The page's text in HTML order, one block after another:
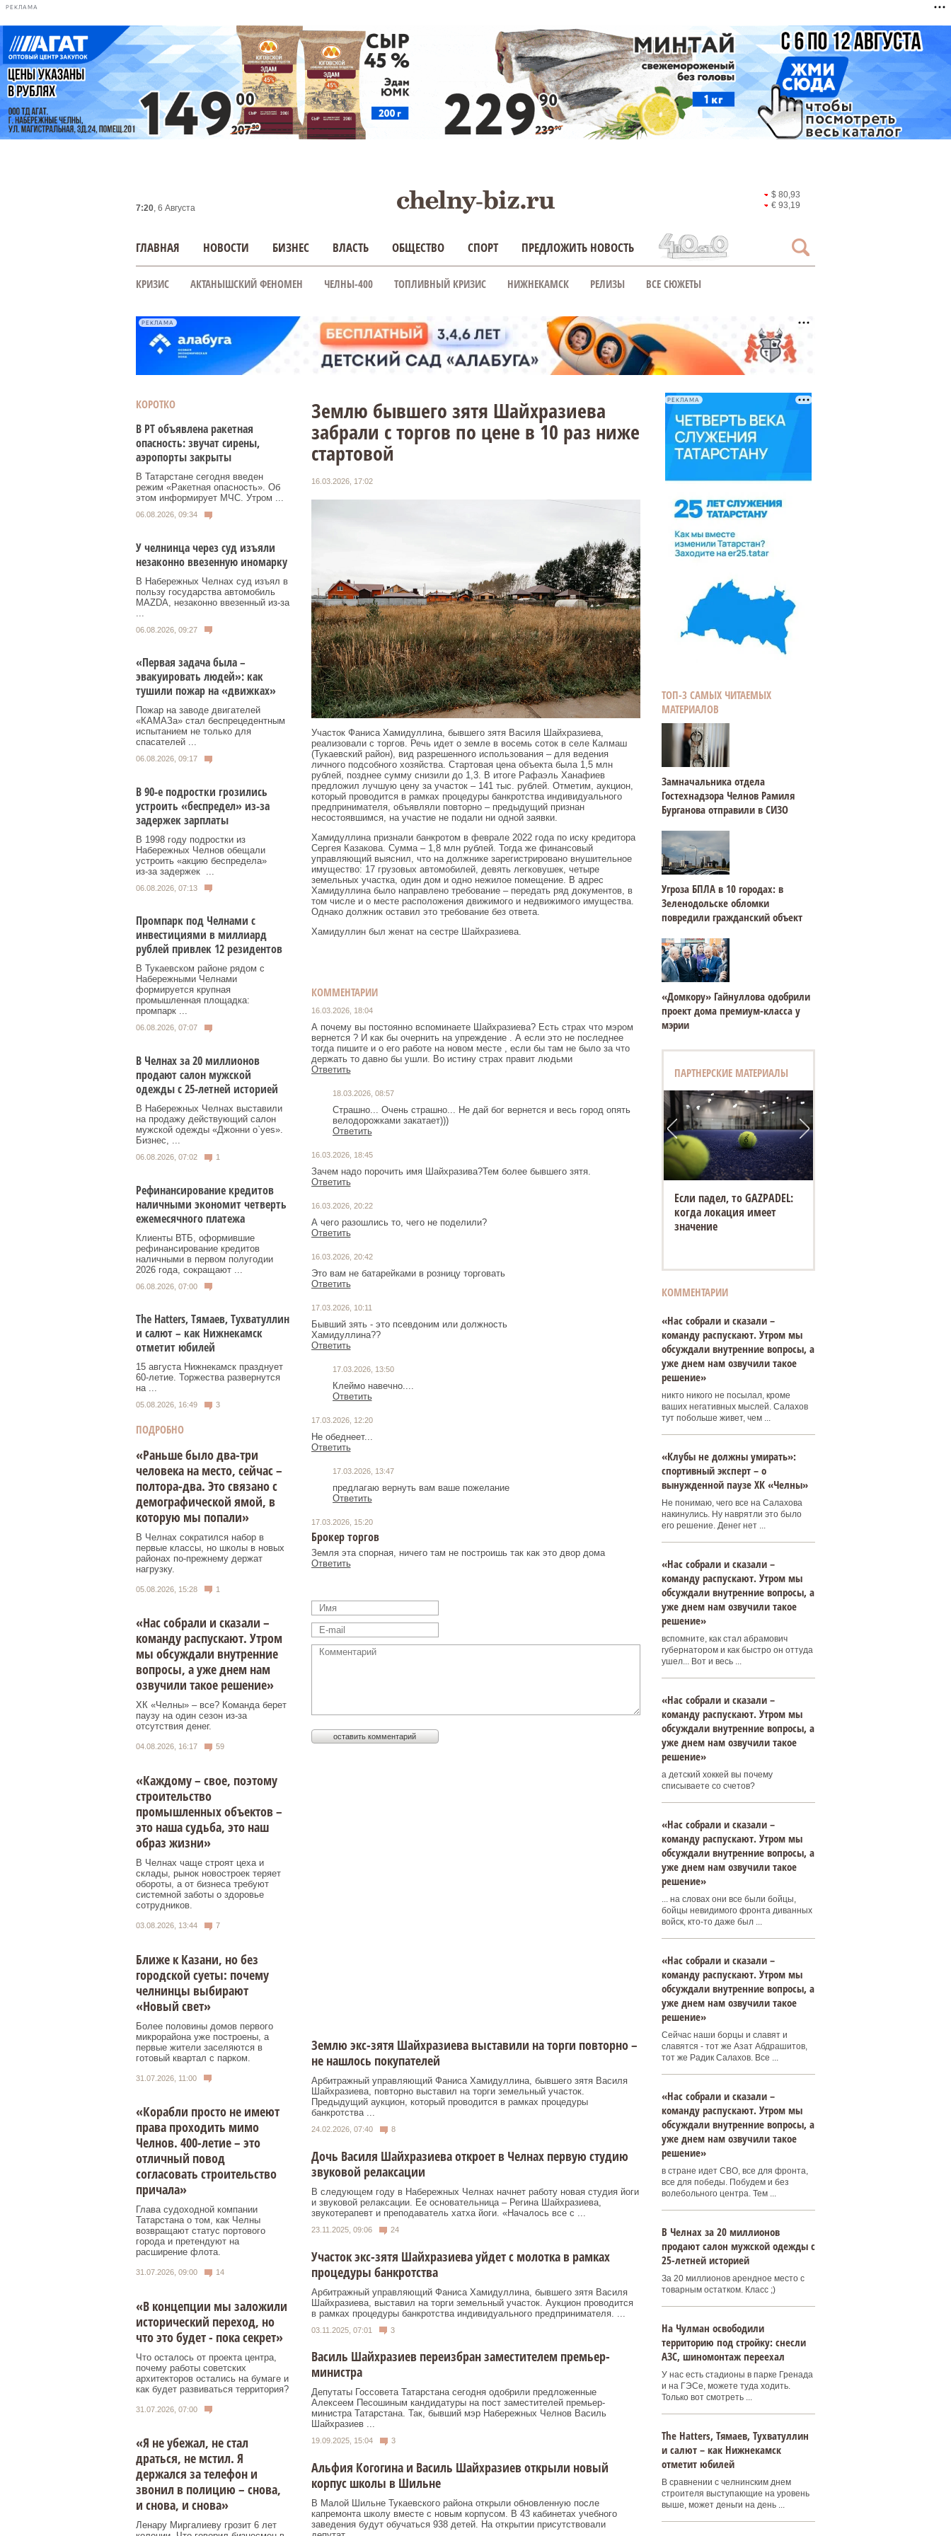
РЕКЛАМА
7:20, 6 Августа
$ 80,93
€ 93,19
ГЛАВНАЯ НОВОСТИ БИЗНЕС ВЛАСТЬ ОБЩЕСТВО СПОРТ ПРЕДЛОЖИТЬ НОВОСТЬ
КРИЗИС АКТАНЫШСКИЙ ФЕНОМЕН ЧЕЛНЫ-400 ТОПЛИВНЫЙ КРИЗИС НИЖНЕКАМСК РЕЛИЗЫ ВСЕ СЮЖЕТЫ
РЕКЛАМА
КОРОТКО
В РТ объявлена ракетная
опасность: звучат сирены,
аэропорты закрыты
В Татарстане сегодня введен
режим «Ракетная опасность». Об
этом информирует МЧС. Утром ...
06.08.2026, 09:34
У челнинца через суд изъяли
незаконно ввезенную иномарку
В Набережных Челнах суд изъял в
пользу государства автомобиль
MAZDA, незаконно ввезенный из‑за
06.08.2026, 09:27
«Первая задача была –
эвакуировать людей»: как
тушили пожар на «движках»
Пожар на заводе двигателей
«КАМАЗа» стал беспрецедентным
испытанием не только для
спасателей ...
06.08.2026, 09:17
В 90-е подростки грозились
устроить «беспредел» из-за
задержек зарплаты
В 1998 году подростки из
Набережных Челнов обещали
устроить «акцию беспредела»
из‑за задержек ...
06.08.2026, 07:13
Промпарк под Челнами с
инвестициями в миллиард
рублей привлек 12 резидентов
В Тукаевском районе рядом с
Набережными Челнами
формируется крупная
промышленная площадка:
промпарк ...
06.08.2026, 07:07
В Челнах за 20 миллионов
продают салон мужской
одежды с 25-летней историей
В Набережных Челнах выставили
на продажу действующий салон
мужской одежды «Джонни о`yes».
Бизнес, ...
06.08.2026, 07:02 1
Рефинансирование кредитов
наличными экономит четверть
ежемесячного платежа
Клиенты ВТБ, оформившие
рефинансирование кредитов
наличными в первом полугодии
2026 года, сокращают ...
06.08.2026, 07:00
Тhe Нatters, Тямаев, Тухватуллин
и салют – как Нижнекамск
отметит юбилей
15 августа Нижнекамск празднует
60‑летие. Торжества развернутся
на ...
05.08.2026, 16:49 3
ПОДРОБНО
«Раньше было два-три
человека на место, сейчас –
полтора-два. Это связано с
демографической ямой, в
которую мы попали»
В Челнах сократился набор в
первые классы, но школы в новых
районах по-прежнему держат
нагрузку.
05.08.2026, 15:28 1
«Нас собрали и сказали –
команду распускают. Утром
мы обсуждали внутренние
вопросы, а уже днем нам
озвучили такое решение»
ХК «Челны» – все? Команда берет
паузу на один сезон из-за
отсутствия денег.
04.08.2026, 16:17 59
«Каждому – свое, поэтому
строительство
промышленных объектов –
это наша судьба, это наш
образ жизни»
В Челнах чаще строят цеха и
склады, рынок новостроек теряет
обороты, а от бизнеса требуют
системной заботы о здоровье
сотрудников.
03.08.2026, 13:44 7
Ближе к Казани, но без
городской суеты: почему
челнинцы выбирают
«Новый свет»
Более половины домов первого
микрорайона уже построены, а
первые жители заселяются в
готовый квартал с парком.
31.07.2026, 11:00
«Корабли просто не имеют
права проходить мимо
Челнов. 400-летие – это
отличный повод
согласовать строительство
причала»
Глава судоходной компании
Татарстана о том, как Челны
возвращают статус портового
города и претендуют на
расширение флота.
31.07.2026, 09:00 14
«В концепции мы заложили
исторический переход, но
что это будет - пока секрет»
Что осталось от проекта центра,
почему работы советских
архитекторов остались на бумаге и
как будет развиваться территория?
31.07.2026, 07:00
«Я не убежал, не стал
драться, не мстил. Я
держался за телефон и
звонил в полицию – снова,
и снова, и снова»
Ленару Миргалиеву грозит 6 лет
Землю бывшего зятя Шайхразиева
забрали с торгов по цене в 10 раз ниже
стартовой
16.03.2026, 17:02
Участок Фаниса Хамидуллина, бывшего зятя Василя Шайхразиева,
реализовали с торгов. Речь идет о земле в восемь соток в селе Калмаш
(Тукаевский район), вид разрешенного использования – для ведения
личного подсобного хозяйства. Стартовая цена объекта была 1,5 млн
рублей, позднее сумму снизили до 1,3. В итоге Рафаэль Ханафиев
предложил лучшую цену за участок – 141 тыс. рублей. Отметим, аукцион,
который проводится в рамках процедуры банкротства индивидуального
предпринимателя, объявляли повторно – предыдущий признан
несостоявшимся, на участие не подали ни одной заявки.
Хамидуллина признали банкротом в феврале 2022 года по иску кредитора
Сергея Казакова. Сумма – 1,8 млн рублей. Тогда же финансовый
управляющий выяснил, что на должнике зарегистрировано внушительное
имущество: 17 грузовых автомобилей, девять легковушек, четыре
земельных участка, один дом и одно нежилое помещение. В адрес
Хамидуллина было направлено требование – передать ряд документов, в
том числе и о месте расположения движимого и недвижимого имущества.
Однако должник оставил это требование без ответа.
Хамидуллин был женат на сестре Шайхразиева.
КОММЕНТАРИИ
16.03.2026, 18:04
А почему вы постоянно вспоминаете Шайхразиева? Есть страх что мэром
вернется ? И как бы очернить на упреждение . А если это не последнее
тогда пишите и о его работе на новом месте , если бы там не было за что
держать то давно бы ушли. Во истину страх правит людьми
Ответить
18.03.2026, 08:57
Страшно... Очень страшно... Не дай бог вернется и весь город опять
велодорожками закатает)))
Ответить
16.03.2026, 18:45
Зачем надо порочить имя Шайхразива?Тем более бывшего зятя.
Ответить
16.03.2026, 20:22
А чего разошлись то, чего не поделили?
Ответить
16.03.2026, 20:42
Это вам не батарейками в розницу торговать
Ответить
17.03.2026, 10:11
Бывший зять - это псевдоним или должность
Хамидуллина??
Ответить
17.03.2026, 13:50
Клеймо навечно....
Ответить
17.03.2026, 12:20
Не обеднеет...
Ответить
17.03.2026, 13:47
предлагаю вернуть вам ваше пожелание
Ответить
17.03.2026, 15:20
Брокер торгов
Земля эта спорная, ничего там не построишь так как это двор дома
Ответить
Землю экс-зятя Шайхразиева выставили на торги повторно –
не нашлось покупателей
Арбитражный управляющий Фаниса Хамидуллина, бывшего зятя Василя
Шайхразиева, повторно выставил на торги земельный участок.
Предыдущий аукцион, который проводится в рамках процедуры
банкротства ...
24.02.2026, 07:40 8
Дочь Василя Шайхразиева откроет в Челнах первую студию
звуковой релаксации
В следующем году в Набережных Челнах начнет работу новая студия йоги
и звуковой релаксации. Ее основательница – Регина Шайхразиева,
звукотерапевт и преподаватель хатха йоги. «Началось все с ...
23.11.2025, 09:06 24
Участок экс-зятя Шайхразиева уйдет с молотка в рамках
процедуры банкротства
Арбитражный управляющий Фаниса Хамидуллина, бывшего зятя Василя
Шайхразиева, выставил на торги земельный участок. Аукцион проводится
в рамках процедуры банкротства индивидуального предпринимателя. ...
03.11.2025, 07:01 3
Василь Шайхразиев переизбран заместителем премьер-
министра
Депутаты Госсовета Татарстана сегодня одобрили предложенные
Алексеем Песошиным кандидатуры на пост заместителей премьер-
министра Татарстана. Так, бывший мэр Набережных Челнов Василь
Шайхразиев ...
19.09.2025, 15:04 3
Альфия Когогина и Василь Шайхразиев открыли новый
корпус школы в Шильне
В Малой Шильне Тукаевского района открыли обновленную после
капремонта школу вместе с новым корпусом. В 43 кабинетах учебного
заведения будут обучаться 938 детей. На открытии присутствовали
РЕКЛАМА
ТОП-3 САМЫХ ЧИТАЕМЫХ
МАТЕРИАЛОВ
Замначальника отдела
Гостехнадзора Челнов Рамиля
Бурганова отправили в СИЗО
Угроза БПЛА в 10 городах: в
Зеленодольске обломки
повредили гражданский объект
«Домкору» Гайнуллова одобрили
проект дома премиум-класса у
мэрии
ПАРТНЕРСКИЕ МАТЕРИАЛЫ
Если падел, то GAZPADEL:
когда локация имеет
значение
КОММЕНТАРИИ
«Нас собрали и сказали –
команду распускают. Утром мы
обсуждали внутренние вопросы, а
уже днем нам озвучили такое
решение»
никто никого не посылал, кроме
ваших негативных мыслей. Салахов
тут побольше живет, чем ...
«Клубы не должны умирать»:
спортивный эксперт – о
вынужденной паузе ХК «Челны»
Не понимаю, чего все на Салахова
накинулись. Ну наврятли это было
его решение. Денег нет ...
«Нас собрали и сказали –
команду распускают. Утром мы
обсуждали внутренние вопросы, а
уже днем нам озвучили такое
решение»
вспомните, как стал абрамович
губернатором и как быстро он оттуда
ушел... Вот и весь ...
«Нас собрали и сказали –
команду распускают. Утром мы
обсуждали внутренние вопросы, а
уже днем нам озвучили такое
решение»
а детский хоккей вы почему
списываете со счетов?
«Нас собрали и сказали –
команду распускают. Утром мы
обсуждали внутренние вопросы, а
уже днем нам озвучили такое
решение»
... на словах они все были бойцы,
бойцы невидимого фронта диванных
войск, кто-то даже был ...
«Нас собрали и сказали –
команду распускают. Утром мы
обсуждали внутренние вопросы, а
уже днем нам озвучили такое
решение»
Сейчас наши борцы и славят и
славятся - тот же Азат Абдрашитов,
тот же Радик Салахов. Все ...
«Нас собрали и сказали –
команду распускают. Утром мы
обсуждали внутренние вопросы, а
уже днем нам озвучили такое
решение»
в стране идет СВО, все для фронта,
все для победы. Побудем и без
волебольного центра. Тем ...
В Челнах за 20 миллионов
продают салон мужской одежды с
25-летней историей
За 20 миллионов арендное место с
товарным остатком. Класс ;)
На Чулман освободили
территорию под стройку: снесли
АЗС, шиномонтаж переехал
У нас есть стадионы в парке Гренада
и на ГЭСе, можете туда ходить.
Только вот смотреть ...
Тhe Нatters, Тямаев, Тухватуллин
и салют – как Нижнекамск
отметит юбилей
В сравнении с челнинским днем
строителя выступающие на уровень
выше, может деньги на день ...